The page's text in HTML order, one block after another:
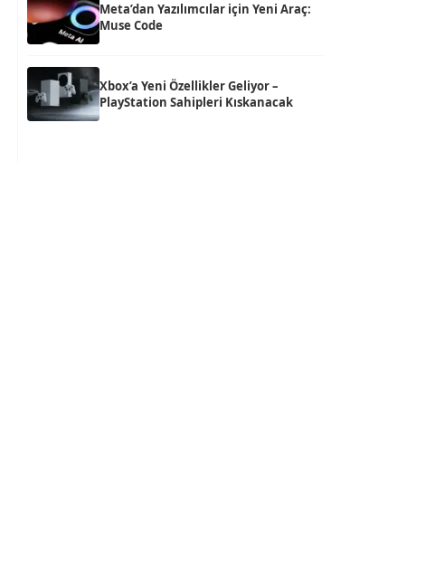
Meta’dan Yazılımcılar için Yeni Araç:
Muse Code
Xbox’a Yeni Özellikler Geliyor –
PlayStation Sahipleri Kıskanacak